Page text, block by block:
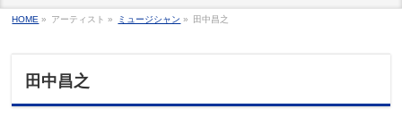
HOME » アーティスト » ミュージシャン » 田中昌之
田中昌之